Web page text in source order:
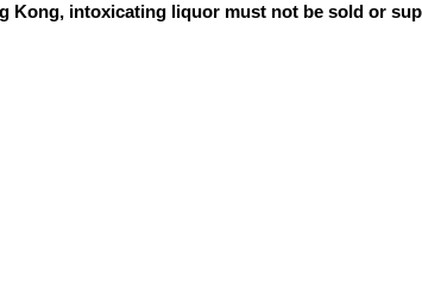
Kong, intoxicating liquor must not be sold or